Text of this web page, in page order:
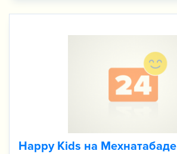
Happy Kids на Мехнатабаде